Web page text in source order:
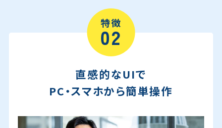
特徴
02
直感的なUIで
PC・スマホから簡単操作